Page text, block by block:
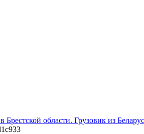
Брестской области. Грузовик из